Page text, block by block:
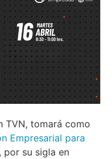
TVN, tomará como
Empresarial para
por su sigla en